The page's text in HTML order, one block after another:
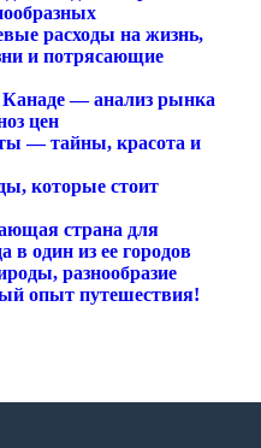
расходы на жизнь,
и потрясающие
— анализ рынка
цен
— тайны, красота и
которые стоит
страна для
в один из ее городов
разнообразие
опыт путешествия!